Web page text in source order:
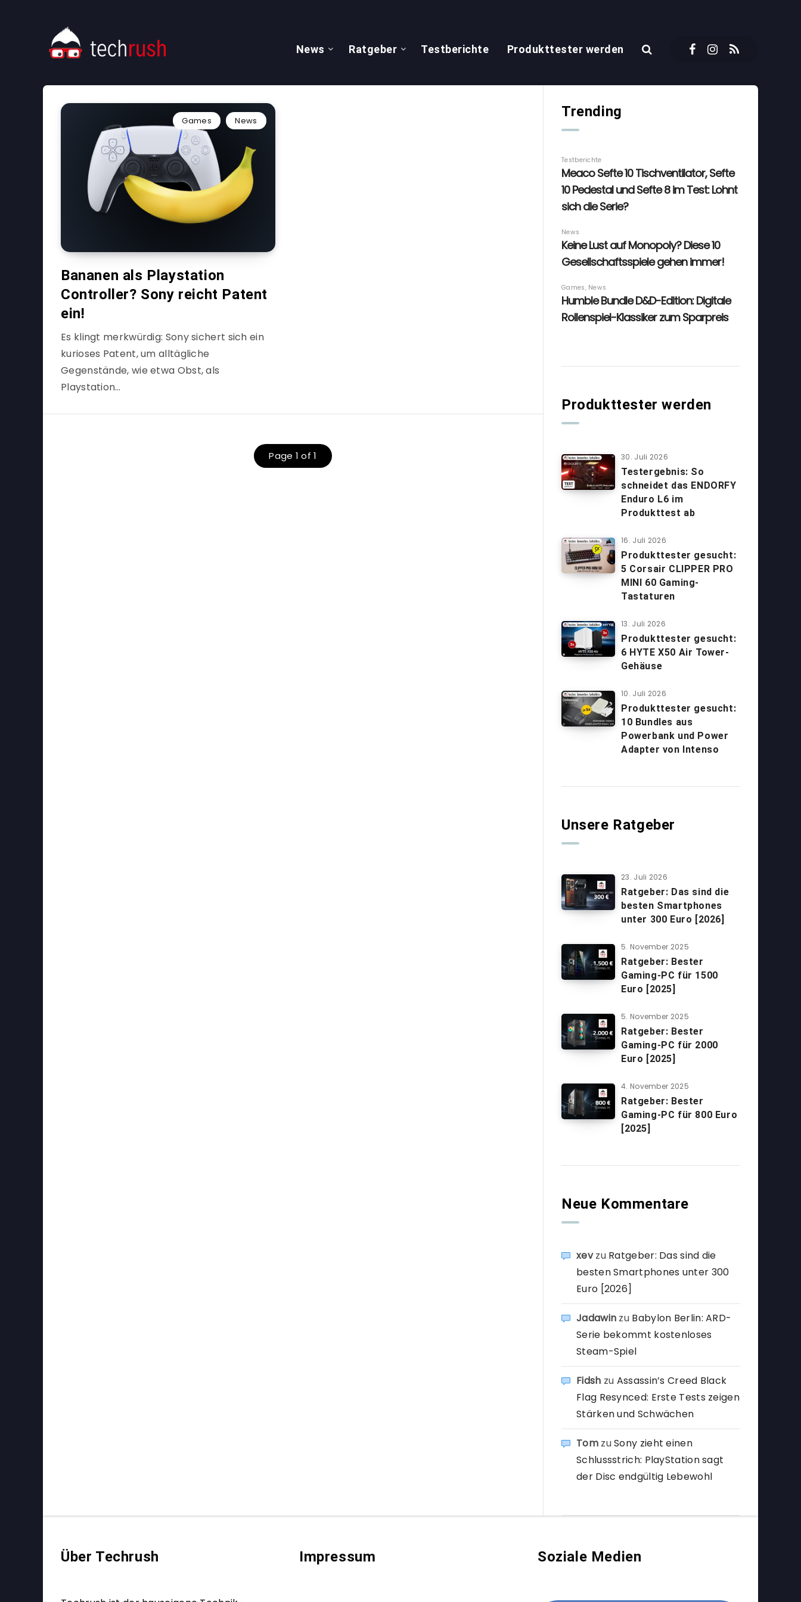
News Ratgeber Testberichte Produkttester werden
Games News
Bananen als Playstation
Controller? Sony reicht Patent
ein!
Es klingt merkwürdig: Sony sichert sich ein
kurioses Patent, um alltägliche
Gegenstände, wie etwa Obst, als
Playstation…
Page 1 of 1
Trending
Produkttester werden
30. Juli 2026
Testergebnis: So
schneidet das ENDORFY
Enduro L6 im
Produkttest ab
16. Juli 2026
Produkttester gesucht:
5 Corsair CLIPPER PRO
MINI 60 Gaming-
Tastaturen
13. Juli 2026
Produkttester gesucht:
6 HYTE X50 Air Tower-
Gehäuse
10. Juli 2026
Produkttester gesucht:
10 Bundles aus
Powerbank und Power
Adapter von Intenso
Unsere Ratgeber
23. Juli 2026
Ratgeber: Das sind die
besten Smartphones
unter 300 Euro [2026]
5. November 2025
Ratgeber: Bester
Gaming-PC für 1500
Euro [2025]
5. November 2025
Ratgeber: Bester
Gaming-PC für 2000
Euro [2025]
4. November 2025
Ratgeber: Bester
Gaming-PC für 800 Euro
[2025]
Neue Kommentare
xevzu Ratgeber: Das sind die
besten Smartphones unter 300
Euro [2026]
Jadawin zu Babylon Berlin: ARD-
Serie bekommt kostenloses
Steam-Spiel
Fidsh zu Assassin’s Creed Black
Flag Resynced: Erste Tests zeigen
Stärken und Schwächen
TomzuSony zieht einen
Schlussstrich: PlayStation sagt
der Disc endgültig Lebewohl
Über Techrush Impressum Soziale Medien